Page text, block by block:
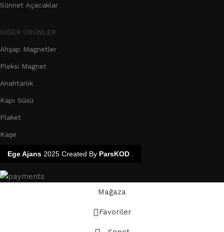
Sünnet Açacaklar
DIĞER ÜRÜNLER
Ahşap Magnetler
Pleksi Magnet
Anahtarlık
Kapı Süsü
Plaket
Kaşe
Ege Ajans 2025 Created By ParsKOD
Mağaza
Favoriler